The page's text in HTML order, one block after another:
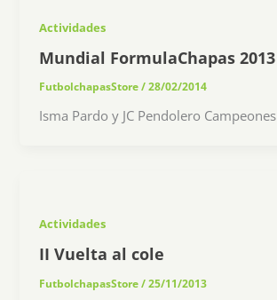
Actividades
Mundial FormulaChapas 2013
FutbolchapasStore/28/02/2014
Isma Pardo y JC Pendolero Campeones
Actividades
II Vuelta al cole
FutbolchapasStore/25/11/2013